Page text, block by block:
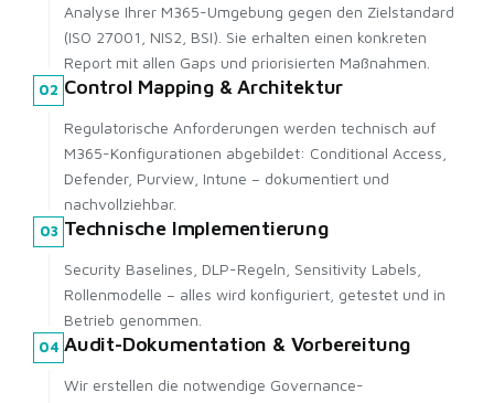
Analyse Ihrer M365-Umgebung gegen den Zielstandard
(ISO 27001, NIS2, BSI). Sie erhalten einen konkreten
Report mit allen Gaps und priorisierten Maßnahmen.
02 Control Mapping & Architektur
Regulatorische Anforderungen werden technisch auf
M365-Konfigurationen abgebildet: Conditional Access,
Defender, Purview, Intune – dokumentiert und
nachvollziehbar.
03 Technische Implementierung
Security Baselines, DLP-Regeln, Sensitivity Labels,
Rollenmodelle – alles wird konfiguriert, getestet und in
Betrieb genommen.
04 Audit-Dokumentation & Vorbereitung
Wir erstellen die notwendige Governance-